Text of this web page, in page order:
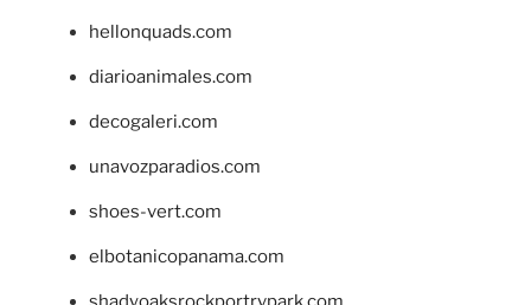
hellonquads.com
diarioanimales.com
decogaleri.com
unavozparadios.com
shoes-vert.com
elbotanicopanama.com